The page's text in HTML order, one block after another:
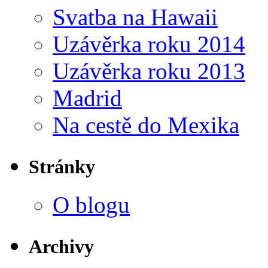
Svatba na Hawaii
Uzávěrka roku 2014
Uzávěrka roku 2013
Madrid
Na cestě do Mexika
Stránky
O blogu
Archivy